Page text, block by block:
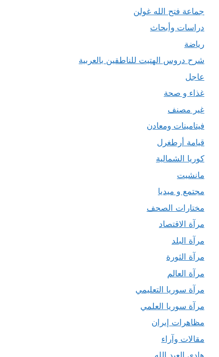
جماعة فتح الله غولن
دراسات وأبحاث
رياضة
شرح دروس الهتيت للناطقين بالعربية
عاجل
غذاء و صحة
غير مصنف
فيتامينات ومعادن
قيامة أرطغرل
كوريا الشمالية
مانشيت
مجتمع و ميديا
مختارات الصحف
مرآة الاقتصاد
مرآة البلد
مرآة الثورة
مرآة العالم
مرآة سوريا التعليمي
مرآة سوريا العلمي
مظاهرات إيران
مقالات وآراء
هادي العبد الله